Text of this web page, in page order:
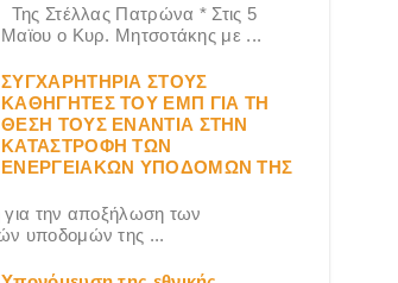
Της Στέλλας Πατρώνα * Στις 5
Μαϊου ο Κυρ. Μητσοτάκης με ...
ΣΥΓΧΑΡΗΤΗΡΙΑ ΣΤΟΥΣ
ΚΑΘΗΓΗΤΕΣ ΤΟΥ ΕΜΠ ΓΙΑ ΤΗ
ΘΕΣΗ ΤΟΥΣ ΕΝΑΝΤΙΑ ΣΤΗΝ
ΚΑΤΑΣΤΡΟΦΗ ΤΩΝ
ΕΝΕΡΓΕΙΑΚΩΝ ΥΠΟΔΟΜΩΝ ΤΗΣ
για την αποξήλωση των
υποδομών της ...